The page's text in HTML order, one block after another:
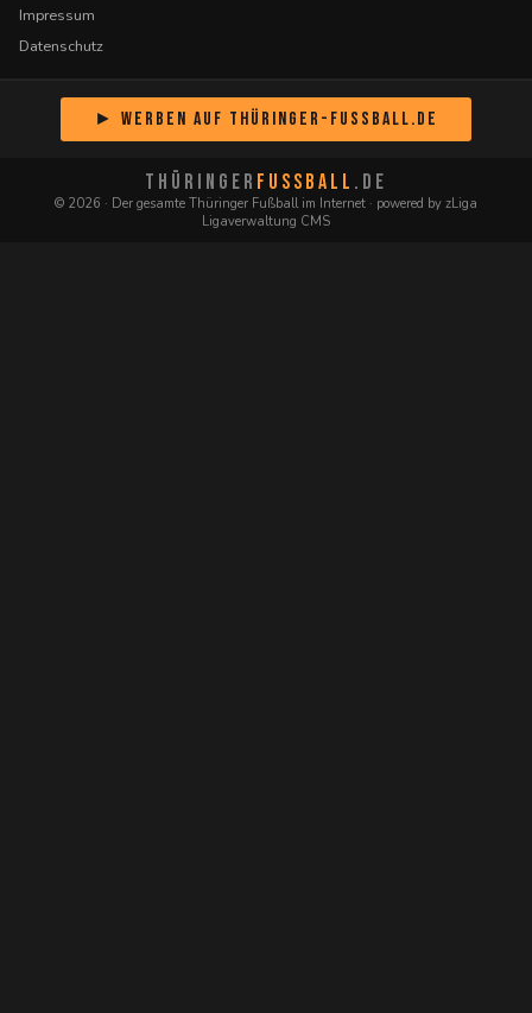
Impressum
Datenschutz
► Werben auf Thüringer-Fussball.de
THÜRINGER FUSSBALL .DE
© 2026 · Der gesamte Thüringer Fußball im Internet · powered by zLiga
Ligaverwaltung CMS